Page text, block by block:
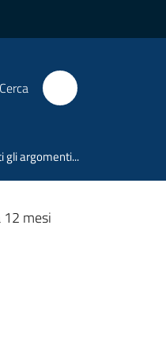
Cerca
gli argomenti...
mesi